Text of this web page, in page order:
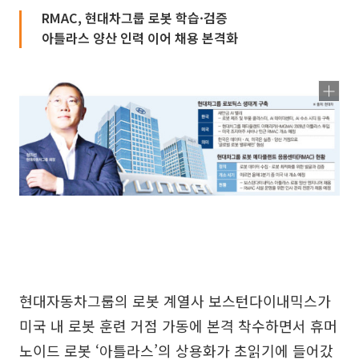
RMAC, 현대차그룹 로봇 학습·검증
아틀라스 양산 인력 이어 채용 본격화
현대자동차그룹의 로봇 계열사 보스턴다이내믹스가
미국 내 로봇 훈련 거점 가동에 본격 착수하면서 휴머
노이드 로봇 ‘아틀라스’의 상용화가 초읽기에 들어갔